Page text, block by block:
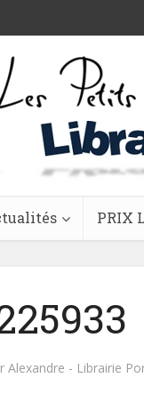
PRIX
Alexandre - Librairie